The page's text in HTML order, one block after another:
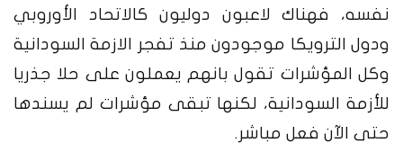
نفسه، فهناك لاعبون دوليون كالاتحاد الأوروبي
ودول الترويكا موجودون منذ تفجر الازمة السودانية
وكل المؤشرات تقول بانهم يعملون على حلا جذريا
للأزمة السودانية، لكنها تبقى مؤشرات لم يسندها
حتى الآن فعل مباشر.